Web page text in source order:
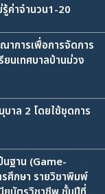
ค่าจำนวน1-20
าการเพื่อการจัดการ
ยนเทศบาลบ้านม่วง
าล 2 โดยใช้ชุดการ
นฐาน (Game-
ศึกษา รายวิชาพิมพ์